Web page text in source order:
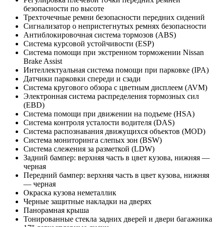
безопасности по высоте
Трехточечные ремни безопасности передних сидений
Сигнализатор о непристегнутых ремнях безопасности
Антиблокировочная система тормозов (ABS)
Система курсовой устойчивости (ESP)
Система помощи при экстренном торможении Nissan
Brake Assist
Интеллектуальная система помощи при парковке (IPA)
Датчики парковки спереди и сзади
Система кругового обзора с цветным дисплеем (AVM)
Электронная система распределения тормозных сил
(EBD)
Система помощи при движении на подъеме (HSA)
Система контроля усталости водителя (DAS)
Система распознавания движущихся объектов (MOD)
Система мониторинга слепых зон (BSW)
Система слежения за разметкой (LDW)
Задний бампер: верхняя часть в цвет кузова, нижняя —
черная
Передний бампер: верхняя часть в цвет кузова, нижняя
— черная
Окраска кузова неметаллик
Черные защитные накладки на дверях
Панорамная крыша
Тонированные стекла задних дверей и двери багажника